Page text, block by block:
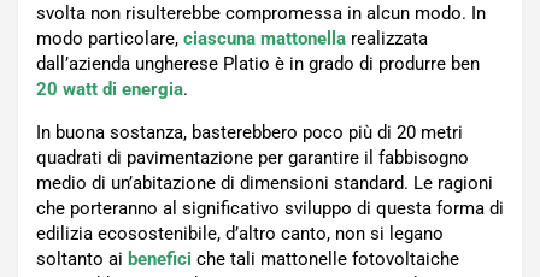
svolta non risulterebbe compromessa in alcun modo. In
modo particolare, ciascuna mattonella realizzata
dall’azienda ungherese Platio è in grado di produrre ben
20 watt di energia.
In buona sostanza, basterebbero poco più di 20 metri
quadrati di pavimentazione per garantire il fabbisogno
medio di un’abitazione di dimensioni standard. Le ragioni
che porteranno al significativo sviluppo di questa forma di
edilizia ecosostenibile, d’altro canto, non si legano
soltanto ai benefici che tali mattonelle fotovoltaiche